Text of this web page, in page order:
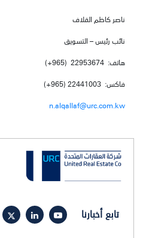
ناصر كاظم القلاف
نائب رئيس – التسويق
هاتف: 22953674 (965+)
فاكس: 22441003 (965+)
n.alqallaf@urc.com.kw
تابع أخبارنا